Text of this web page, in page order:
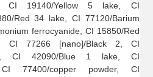
CI 19140/Yellow 5 lake, CI
Red 34 lake, CI 77120/Barium
ferrocyanide, CI 15850/Red
CI 77266 [nano]/Black 2, CI
CI 42090/Blue 1 lake, CI
77400/copper powder, CI